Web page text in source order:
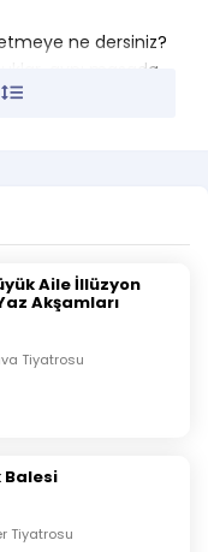
ne dersiniz?
aynı masada
ve hayal
becerilerini ve
edilir
aittir
📍 Kontenjan:
Aile İllüzyon
Akşamları
Tiyatrosu
Balesi
Tiyatrosu